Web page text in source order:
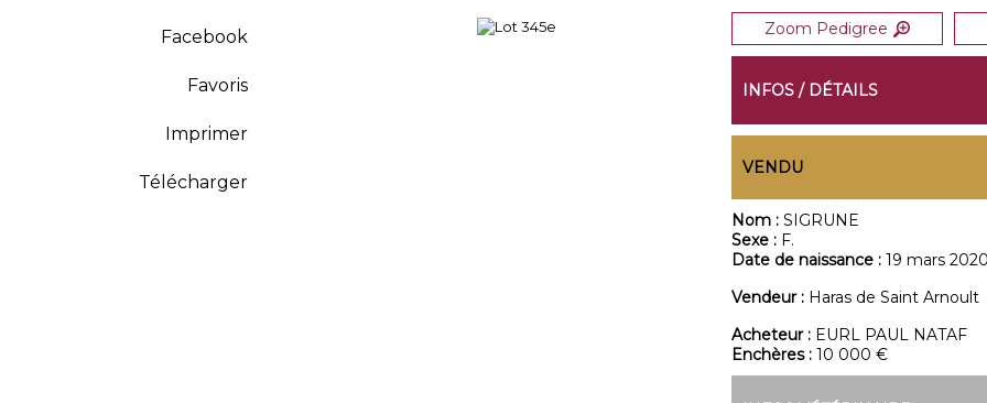
Facebook
Favoris
Imprimer
Télécharger
Zoom Pedigree
INFOS / DÉTAILS
VENDU
Nom : SIGRUNE
Sexe : F.
Date de naissance : 19 mars
Vendeur : Haras de Saint Arnoult
Acheteur : EURL PAUL NATAF
Enchères : 10 000 €